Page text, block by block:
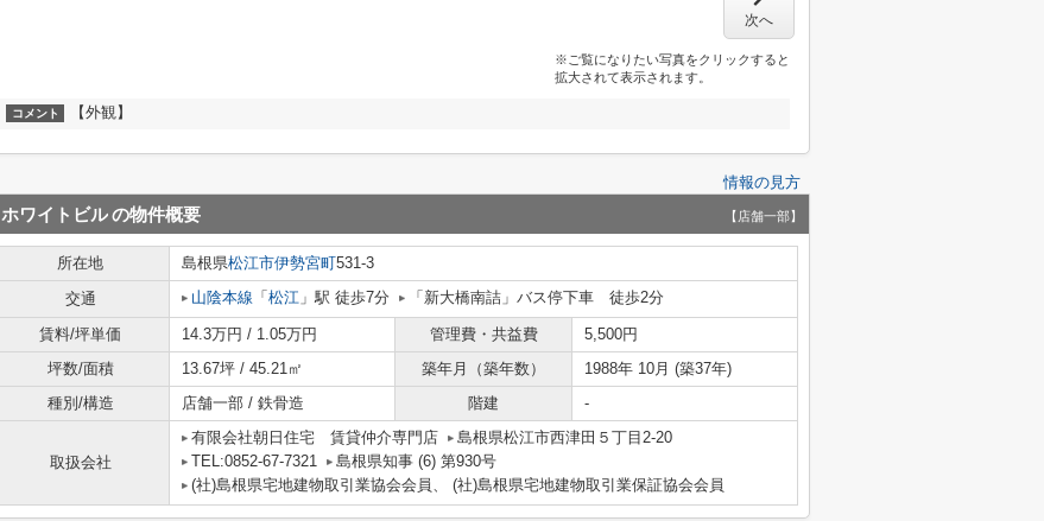
次へ
※ご覧になりたい写真をクリックすると
拡大されて表示されます。
コメント 【外観】
情報の見方
ホワイトビルの物件概要 【店舗一部】
所在地 島根県松江市伊勢宮町531-3
交通
山陰本線 「 松江 」駅 徒歩7分 「新大橋南詰」バス停下車 徒歩2分
賃料/坪単価 14.3万円 / 1.05万円 管理費・共益費
5,500円
坪数/面積
13.67坪 / 45.21㎡ 築年月（築年数）
1988年 10月 (築37年)
種別/構造
店舗一部 / 鉄骨造 階建 -
取扱会社
有限会社朝日住宅 賃貸仲介専門店
島根県松江市西津田５丁目2-20
TEL:0852-67-7321
島根県知事 (6) 第930号
(社)島根県宅地建物取引業協会会員、 (社)島根県宅地建物取引業保証協会会員